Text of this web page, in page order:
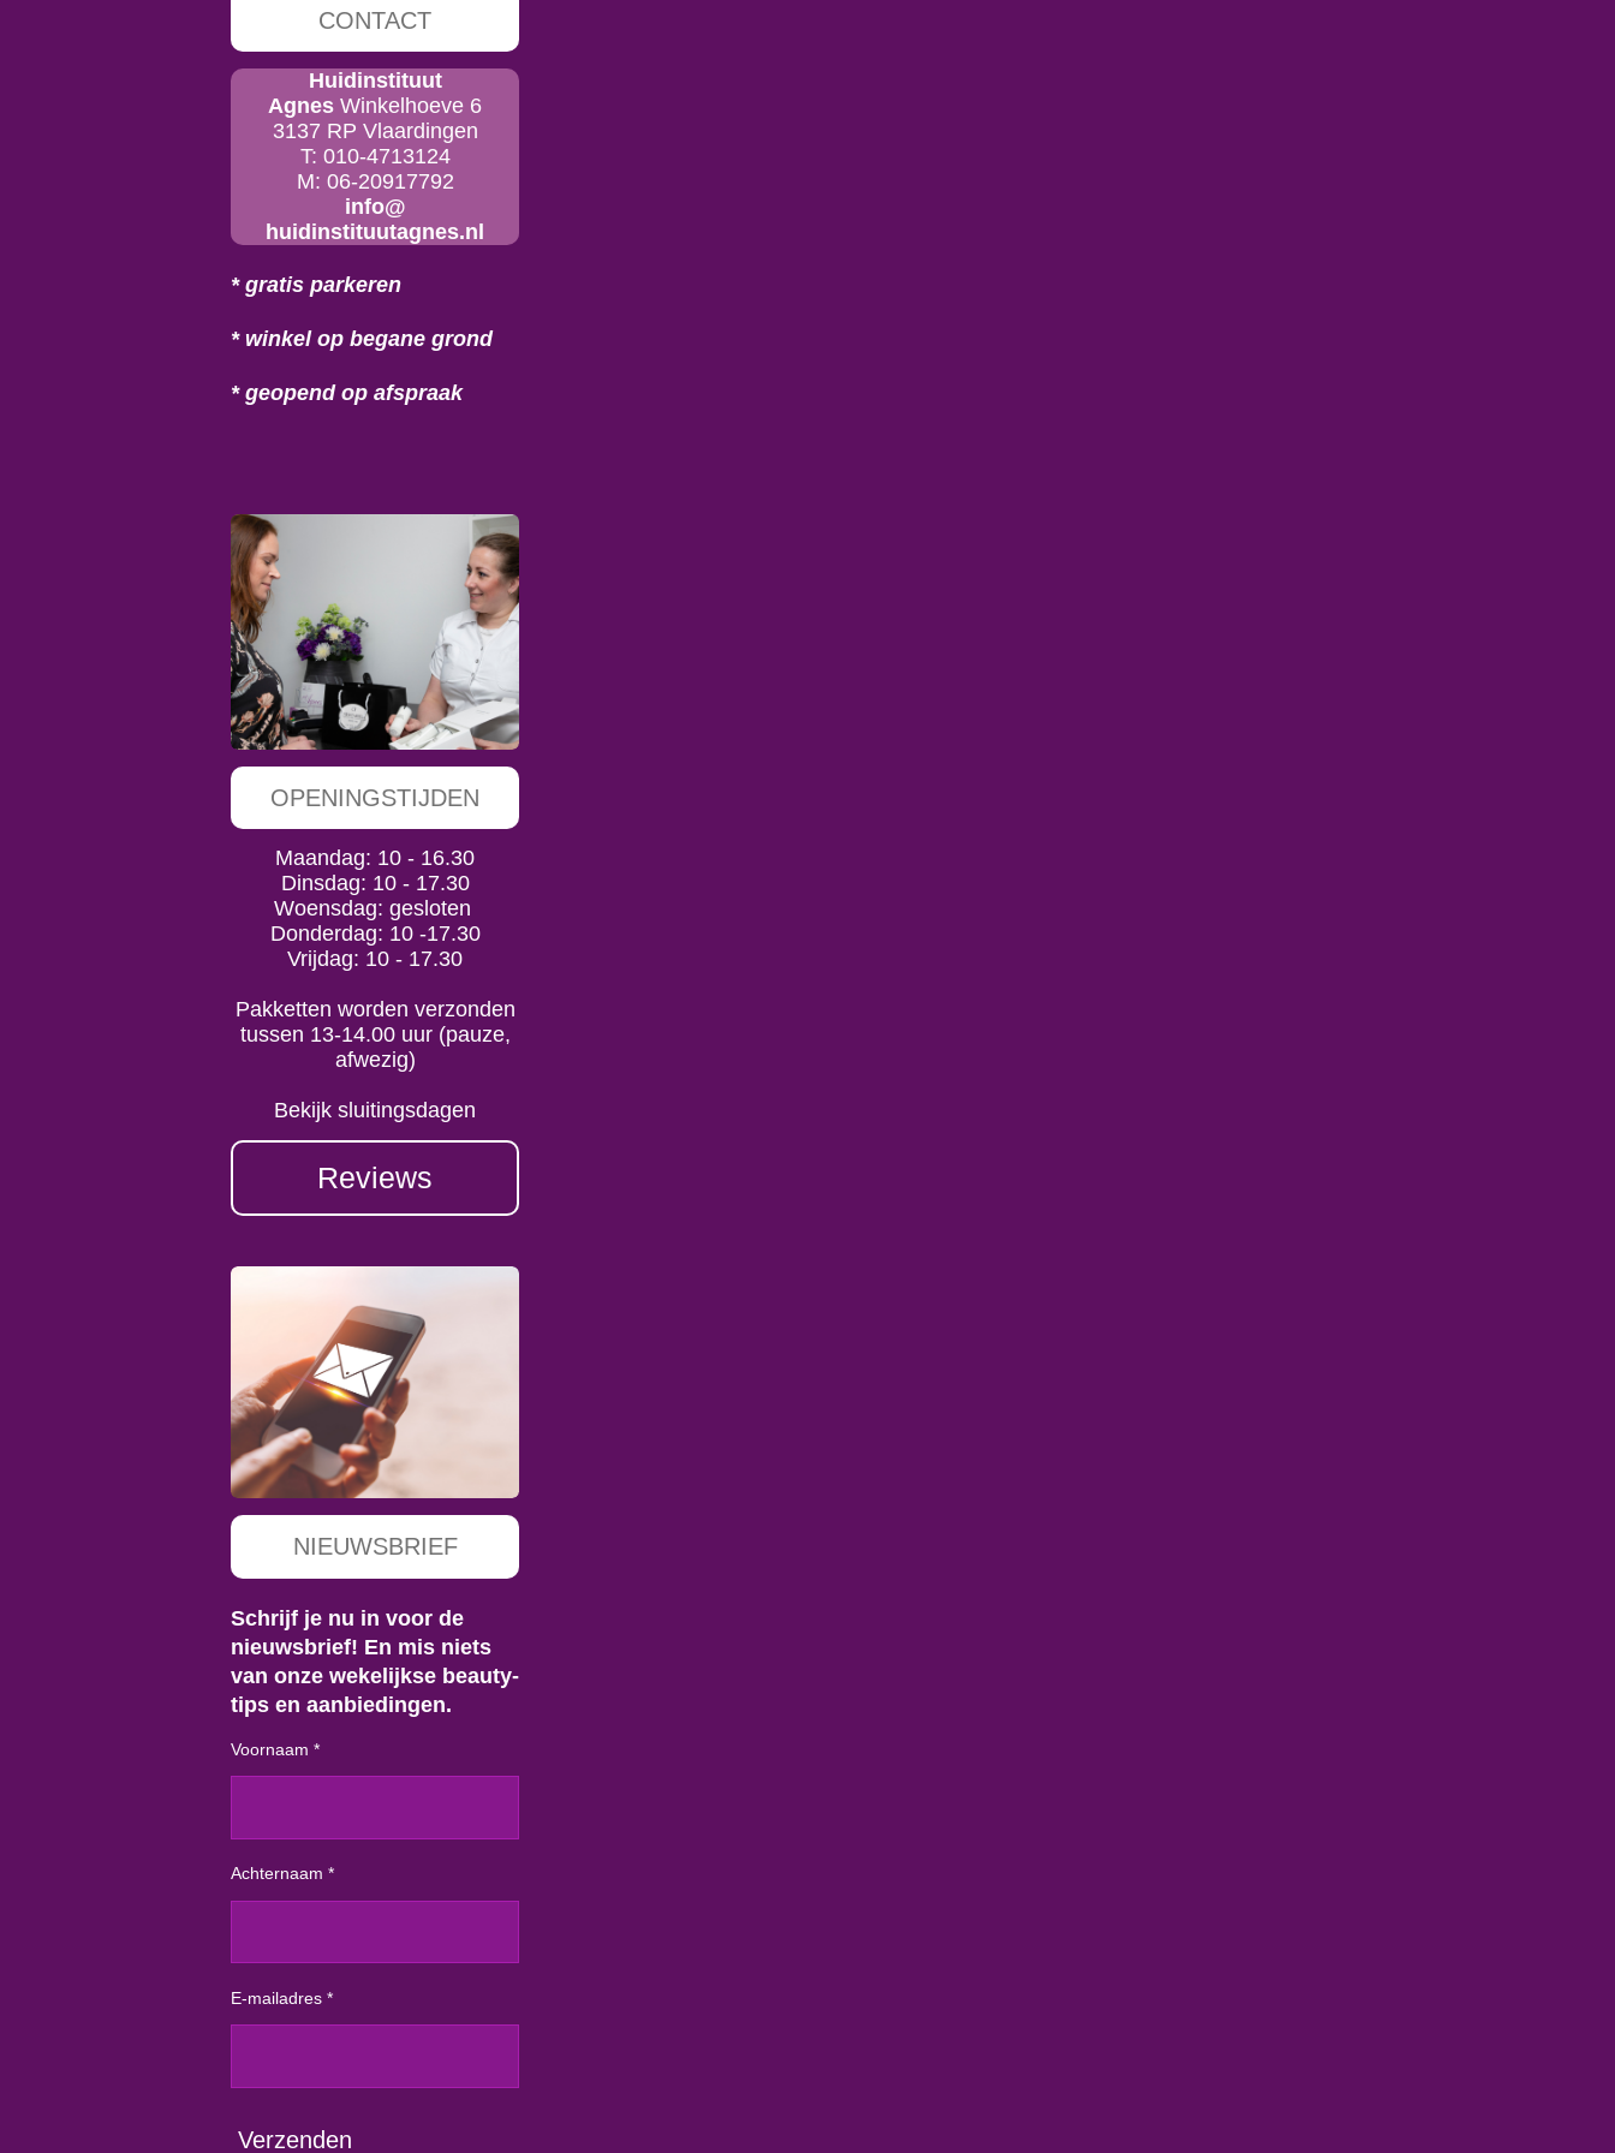
CONTACT
Huidinstituut
Agnes Winkelhoeve 6
3137 RP Vlaardingen
T: 010-4713124
M: 06-20917792
info@
huidinstituutagnes.nl
* gratis parkeren
* winkel op begane grond
* geopend op afspraak
OPENINGSTIJDEN
Maandag: 10 - 16.30
Dinsdag: 10 - 17.30
Woensdag: gesloten
Donderdag: 10 -17.30
Vrijdag: 10 - 17.30
Pakketten worden verzonden
tussen 13-14.00 uur (pauze,
afwezig)
Bekijk sluitingsdagen
Reviews
NIEUWSBRIEF
Schrijf je nu in voor de
nieuwsbrief! En mis niets
van onze wekelijkse beauty-
tips en aanbiedingen.
Voornaam *
Achternaam *
E-mailadres *
Verzenden